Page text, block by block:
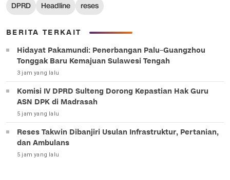
DPRD Headline reses
BERITA TERKAIT
Hidayat Pakamundi: Penerbangan Palu–Guangzhou
Tonggak Baru Kemajuan Sulawesi Tengah
3 jam yang lalu
Komisi IV DPRD Sulteng Dorong Kepastian Hak Guru
ASN DPK di Madrasah
5 jam yang lalu
Reses Takwin Dibanjiri Usulan Infrastruktur, Pertanian,
dan Ambulans
5 jam yang lalu